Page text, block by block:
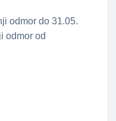
odmor do 31.05.
odmor od